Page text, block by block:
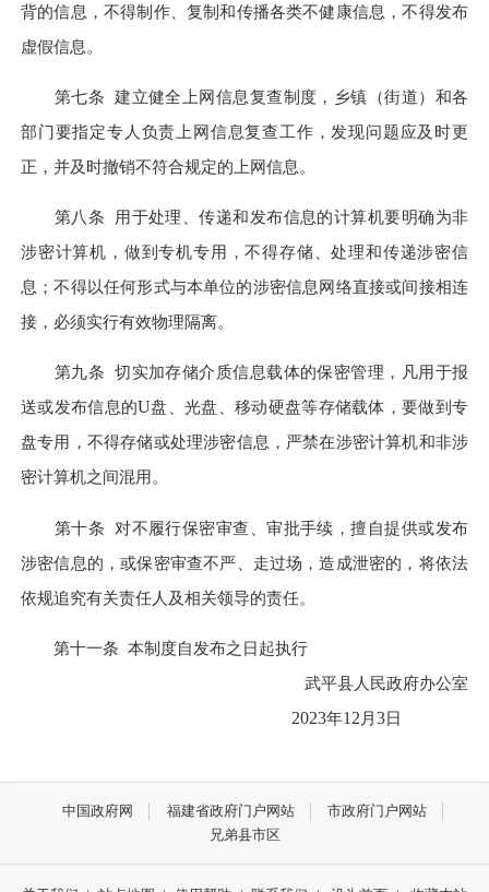
背的信息，不得制作、复制和传播各类不健康信息，不得发布
虚假信息。
第七条 建立健全上网信息复查制度，乡镇（街道）和各
部门要指定专人负责上网信息复查工作，发现问题应及时更
正，并及时撤销不符合规定的上网信息。
第八条
用于处理、传递和发布信息的计算机要明确为非
涉密计算机，做到专机专用，不得存储、处理和传递涉密信
息；不得以任何形式与本单位的涉密信息网络直接或间接相连
接，必须实行有效物理隔离。
第九条 切实加存储介质信息载体的保密管理，凡用于报
送或发布信息的U盘、光盘、移动硬盘等存储载体，要做到专
盘专用，不得存储或处理涉密信息，严禁在涉密计算机和非涉
密计算机之间混用。
第十条
对不履行保密审查、审批手续，擅自提供或发布
涉密信息的，或保密审查不严、走过场，造成泄密的，将依法
依规追究有关责任人及相关领导的责任。
第十一条 本制度自发布之日起执行
武平县人民政府办公室
2023年12 月3日
中国政府网 福建省政府门户网站
市政府门户网站
兄弟县市区